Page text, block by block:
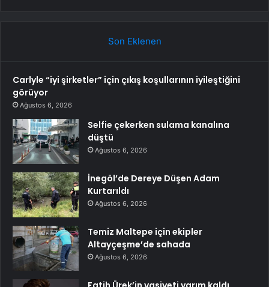
Son Eklenen
Carlyle “iyi şirketler” için çıkış koşullarının iyileştiğini
görüyor
Ağustos 6, 2026
Selfie çekerken sulama kanalına
düştü
Ağustos 6, 2026
İnegöl’de Dereye Düşen Adam
Kurtarıldı
Ağustos 6, 2026
Temiz Maltepe için ekipler
Altayçeşme’de sahada
Ağustos 6, 2026